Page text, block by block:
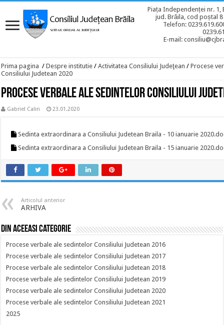
Piața Independenței nr. 1,
jud. Brăila, cod poștal
Telefon:
E-mail:
Prima pagina / Despre institutie / Activitatea Consiliului Judeţean / Procese
Consiliului Judetean 2020
Procese verbale ale sedintelor Consiliului
Gabriel Calin 23.01.2020
Sedinta extraordinara a Consiliului Judetean Braila - 10 ianuarie
Sedinta extraordinara a Consiliului Judetean Braila - 15 ianuarie
Articolul anterior
ARHIVA
Din aceeasi categorie
Procese verbale ale sedintelor Consiliului Judetean 2016
Procese verbale ale sedintelor Consiliului Judetean 2017
Procese verbale ale sedintelor Consiliului Judetean 2018
Procese verbale ale sedintelor Consiliului Judetean 2019
Procese verbale ale sedintelor Consiliului Judetean 2020
Procese verbale ale sedintelor Consiliului Judetean 2021
2025